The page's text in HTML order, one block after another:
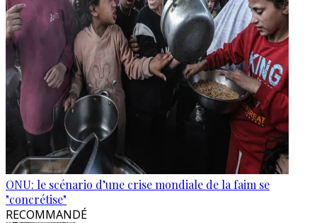
ONU: le scénario d’une crise mondiale de la faim se
"concrétise"
RECOMMANDÉ